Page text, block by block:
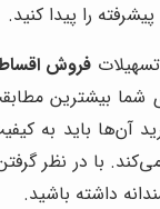
را پیدا کنید.
فروش
شما بیشترین
آن‌ها باید به
با در نظر
داشته باشید.